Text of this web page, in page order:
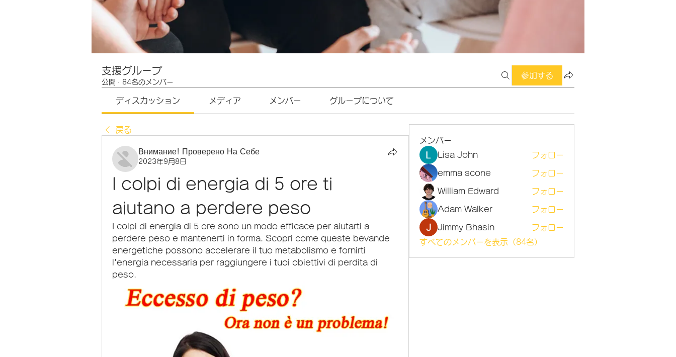
支援グループ
公開 · 84名のメンバー
参加する
ディスカッション メディア メンバー グループについて
戻る
Внимание! Проверено На Себе
2023年9月8日
I colpi di energia di 5 ore ti
aiutano a perdere peso
I colpi di energia di 5 ore sono un modo efficace per aiutarti a
perdere peso e mantenerti in forma. Scopri come queste bevande
energetiche possono accelerare il tuo metabolismo e fornirti
l'energia necessaria per raggiungere i tuoi obiettivi di perdita di
peso.
メンバー
Lisa John
フォロー
emma scone フォロー
William Edward フォロー
Adam Walker フォロー
Jimmy Bhasin
フォロー
すべてのメンバーを表示（84名）